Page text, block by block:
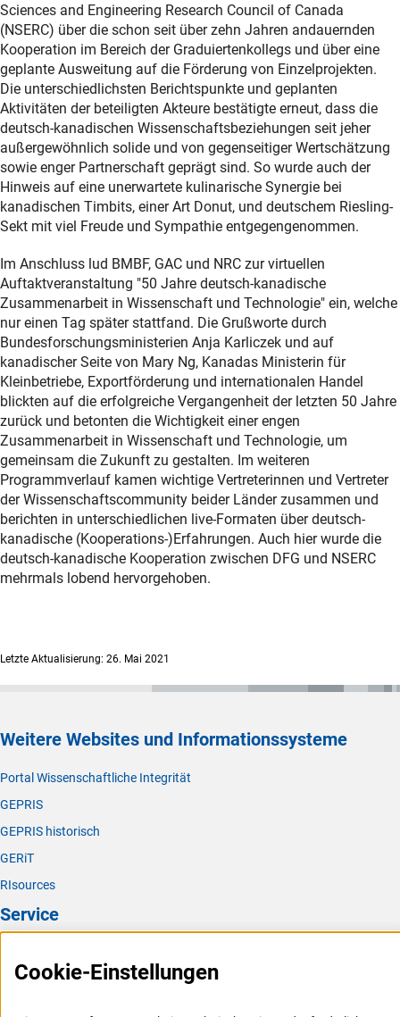
Sciences and Engineering Research Council of Canada
(NSERC) über die schon seit über zehn Jahren andauernden
Kooperation im Bereich der Graduiertenkollegs und über eine
geplante Ausweitung auf die Förderung von Einzelprojekten.
Die unterschiedlichsten Berichtspunkte und geplanten
Aktivitäten der beteiligten Akteure bestätigte erneut, dass die
deutsch-kanadischen Wissenschaftsbeziehungen seit jeher
außergewöhnlich solide und von gegenseitiger Wertschätzung
sowie enger Partnerschaft geprägt sind. So wurde auch der
Hinweis auf eine unerwartete kulinarische Synergie bei
kanadischen Timbits, einer Art Donut, und deutschem Riesling-
Sekt mit viel Freude und Sympathie entgegengenommen.
Im Anschluss lud BMBF, GAC und NRC zur virtuellen
Auftaktveranstaltung "50 Jahre deutsch-kanadische
Zusammenarbeit in Wissenschaft und Technologie" ein, welche
nur einen Tag später stattfand. Die Grußworte durch
Bundesforschungsministerien Anja Karliczek und auf
kanadischer Seite von Mary Ng, Kanadas Ministerin für
Kleinbetriebe, Exportförderung und internationalen Handel
blickten auf die erfolgreiche Vergangenheit der letzten 50 Jahre
zurück und betonten die Wichtigkeit einer engen
Zusammenarbeit in Wissenschaft und Technologie, um
gemeinsam die Zukunft zu gestalten. Im weiteren
Programmverlauf kamen wichtige Vertreterinnen und Vertreter
der Wissenschaftscommunity beider Länder zusammen und
berichten in unterschiedlichen live-Formaten über deutsch-
kanadische (Kooperations-)Erfahrungen. Auch hier wurde die
deutsch-kanadische Kooperation zwischen DFG und NSERC
mehrmals lobend hervorgehoben.
Letzte Aktualisierung: 26. Mai 2021
Weitere Websites und Informationssysteme
Portal Wissenschaftliche Integrität
GEPRIS
GEPRIS historisch
GERiT
RIsources
Service
FAQCookie-Einstellungen